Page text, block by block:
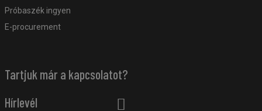
Próbaszék ingyen
E-procurement
Tartjuk már a kapcsolatot?
Hírlevél